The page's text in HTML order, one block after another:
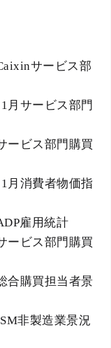
サービス部
月サービス部門
ービス部門購買
月消費者物価指
雇用統計
ービス部門購買
合購買担当者景
非製造業景況